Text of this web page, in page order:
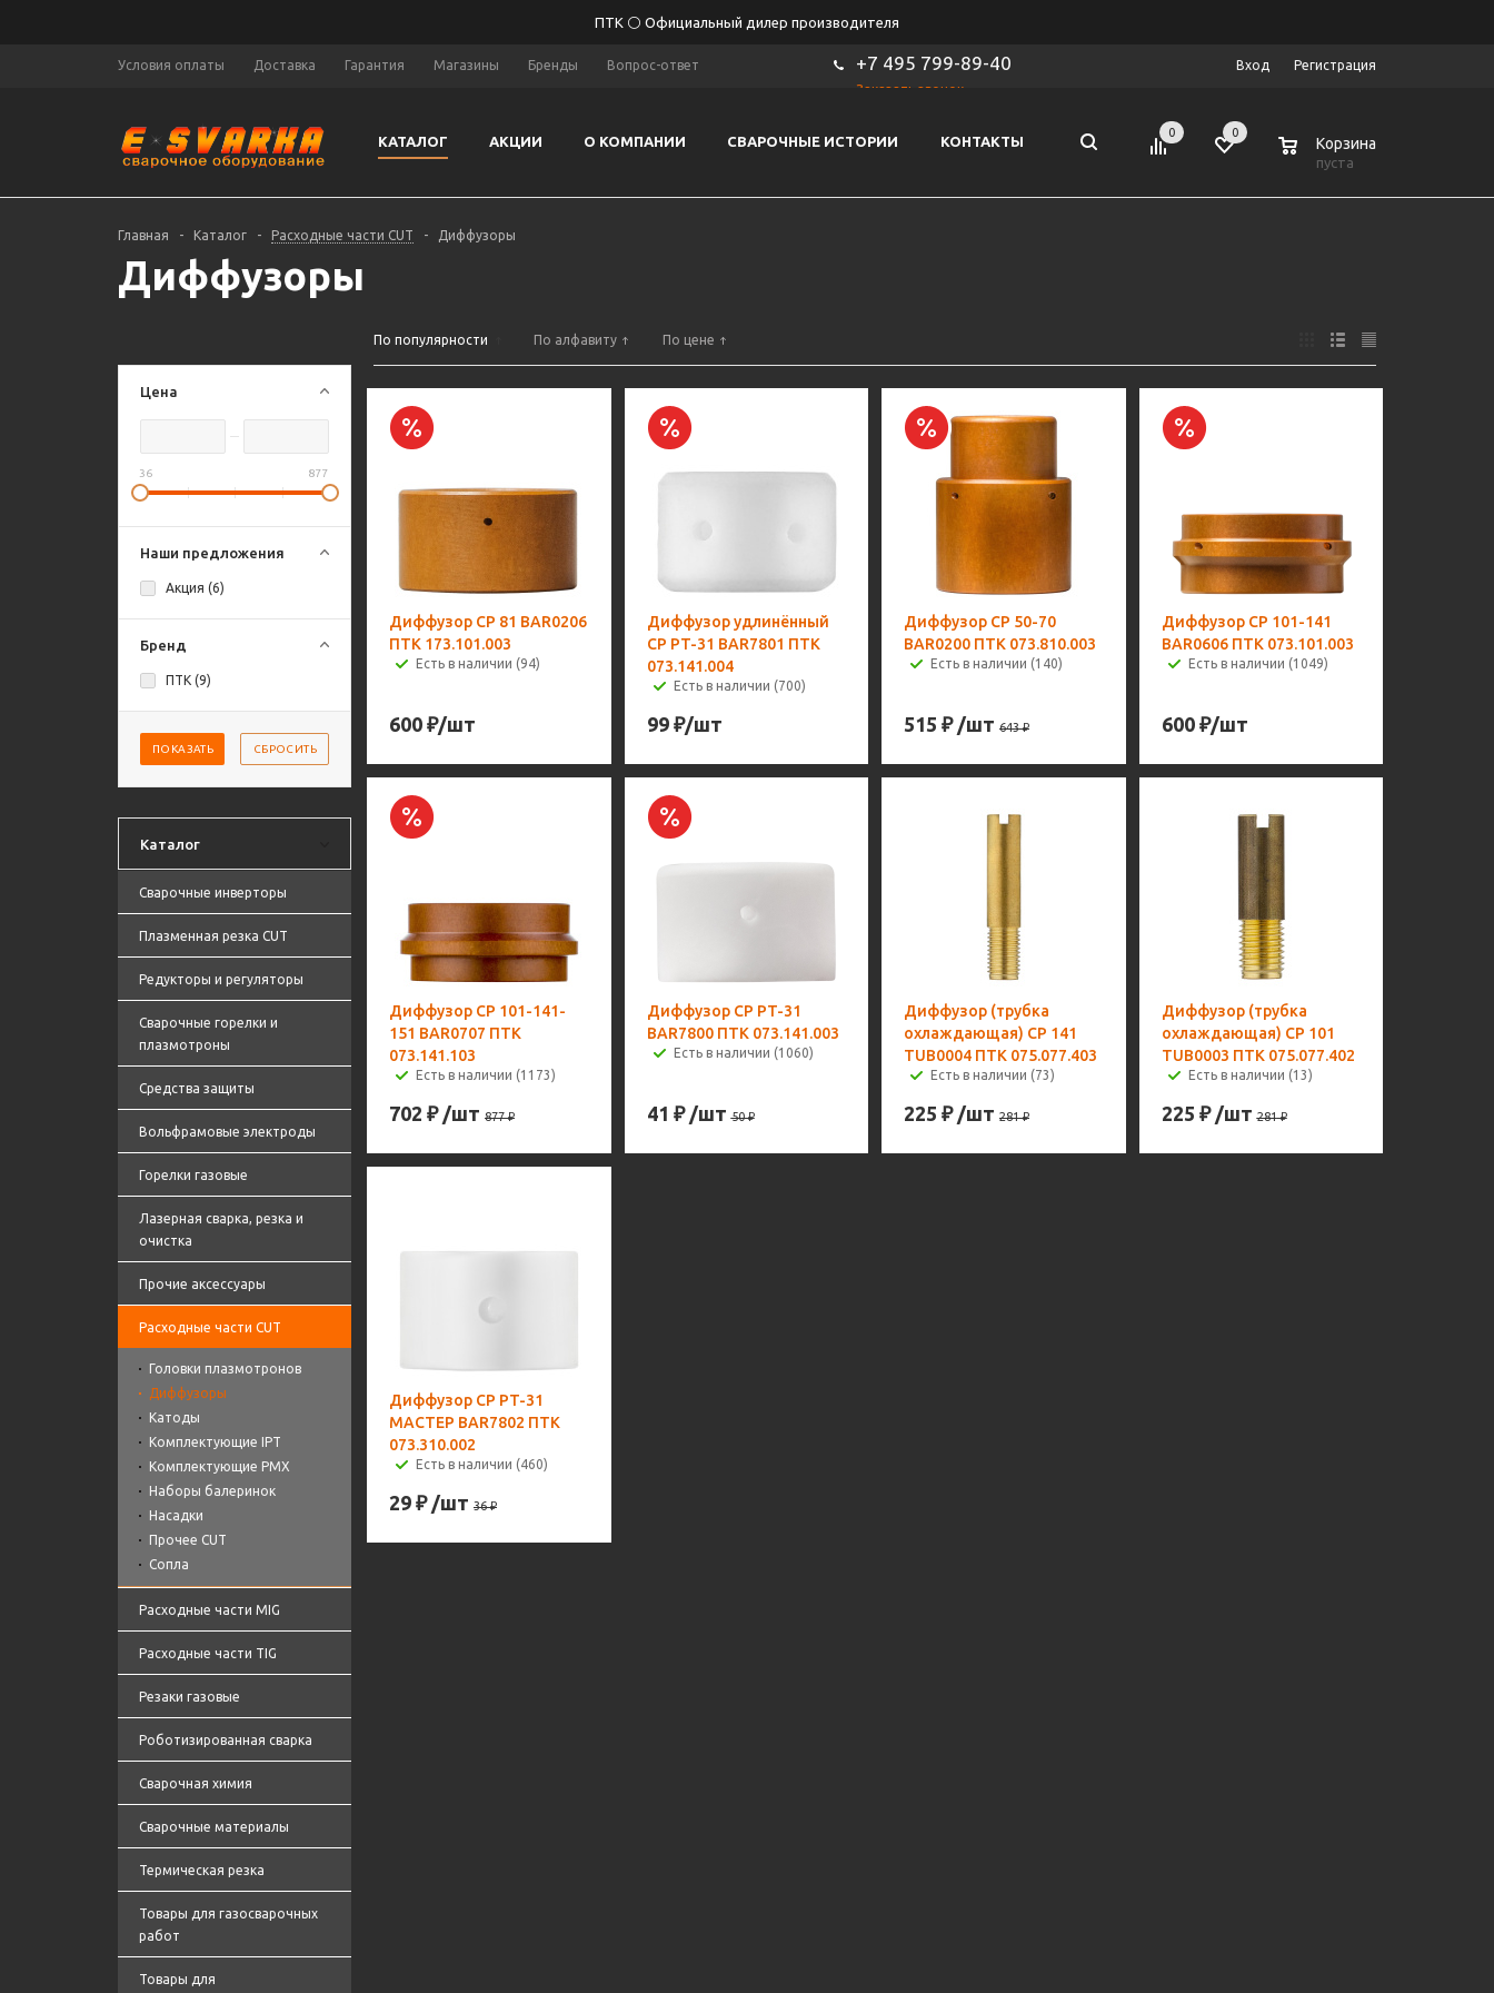
ПТК ⚪ Официальный дилер производителя
Условия оплаты Доставка Гарантия Магазины Бренды Вопрос-ответ +7 495 799-89-40
Заказать звонок
Вход Регистрация
КАТАЛОГ АКЦИИ О КОМПАНИИ СВАРОЧНЫЕ ИСТОРИИ КОНТАКТЫ
0 0
Корзина
пуста
Главная - Каталог - Расходные части CUT - Диффузоры
Диффузоры
Цена
36 877
Наши предложения
Акция (6)
Бренд
ПТК (9)
ПОКАЗАТЬ СБРОСИТЬ
Каталог
Сварочные инверторы
Плазменная резка CUT
Редукторы и регуляторы
Сварочные горелки и
плазмотроны
Средства защиты
Вольфрамовые электроды
Горелки газовые
Лазерная сварка, резка и
очистка
Прочие аксессуары
Расходные части CUT
Головки плазмотронов
Диффузоры
Катоды
Комплектующие IPT
Комплектующие PMX
Наборы балеринок
Насадки
Прочее CUT
Сопла
Расходные части MIG
Расходные части TIG
Резаки газовые
Роботизированная сварка
Сварочная химия
Сварочные материалы
Термическая резка
Товары для газосварочных
работ
Товары для
По популярности По алфавиту По цене
Диффузор CP 81 BAR0206
ПТК 173.101.003
Есть в наличии (94)
600 ₽/шт
Диффузор удлинённый
CP PT-31 BAR7801 ПТК
073.141.004
Есть в наличии (700)
99₽/шт
Диффузор CP 50-70
BAR0200 ПТК 073.810.003
Есть в наличии (140)
515 ₽ /шт 643₽
Диффузор CP 101-141
BAR0606 ПТК 073.101.003
Есть в наличии (1049)
600₽/шт
Диффузор CP 101-141-
151 BAR0707 ПТК
073.141.103
Есть в наличии (1173)
702 ₽ /шт 877₽
Диффузор CP PT-31
BAR7800 ПТК 073.141.003
Есть в наличии (1060)
41 ₽ /шт 50₽
Диффузор (трубка
охлаждающая) CP 141
TUB0004 ПТК 075.077.403
Есть в наличии (73)
225 ₽ /шт 281₽
Диффузор (трубка
охлаждающая) CP 101
TUB0003 ПТК 075.077.402
Есть в наличии (13)
225 ₽ /шт 281₽
Диффузор CP PT-31
МАСТЕР BAR7802 ПТК
073.310.002
Есть в наличии (460)
29 ₽ /шт 36₽